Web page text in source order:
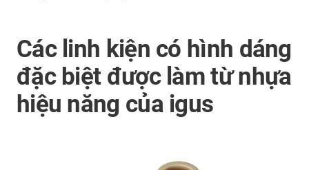
Các linh kiện có hình dáng
đặc biệt được làm từ nhựa
hiệu năng của igus